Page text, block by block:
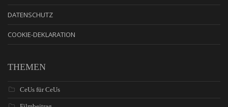
DATENSCHUTZ
COOKIE-DEKLARATION
THEMEN
CeUs für CeUs